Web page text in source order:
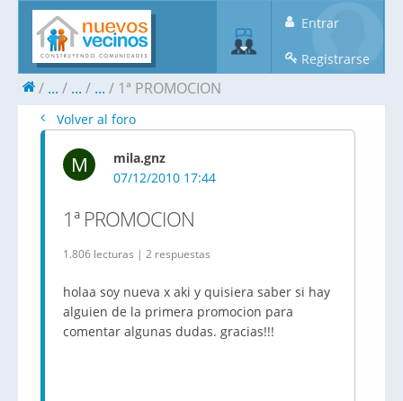
Entrar
Registrarse
... ... ... 1ª PROMOCION
Volver al foro
M
mila.gnz
07/12/2010 17:44
1ª PROMOCION
1.806 lecturas | 2 respuestas
holaa soy nueva x aki y quisiera saber si hay
alguien de la primera promocion para
comentar algunas dudas. gracias!!!